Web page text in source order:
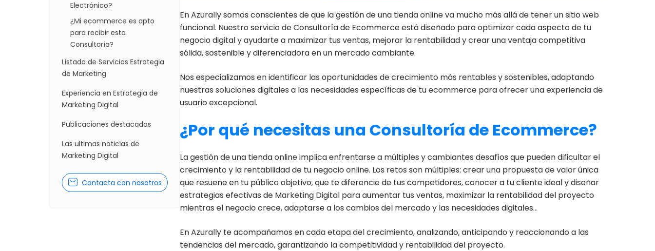
Electrónico?
¿Mi ecommerce es apto
para recibir esta
Consultoría?
Listado de Servicios Estrategia
de Marketing
Experiencia en Estrategia de
Marketing Digital
Publicaciones destacadas
Las ultimas noticias de
Marketing Digital
Contacta con nosotros
En Azurally somos conscientes de que la gestión de una tienda online va mucho más allá de tener un sitio web
funcional. Nuestro servicio de Consultoría de Ecommerce está diseñado para optimizar cada aspecto de tu
negocio digital y ayudarte a maximizar tus ventas, mejorar la rentabilidad y crear una ventaja competitiva
sólida, sostenible y diferenciadora en un mercado cambiante.
Nos especializamos en identificar las oportunidades de crecimiento más rentables y sostenibles, adaptando
nuestras soluciones digitales a las necesidades específicas de tu ecommerce para ofrecer una experiencia de
usuario excepcional.
¿Por qué necesitas una Consultoría de Ecommerce?
La gestión de una tienda online implica enfrentarse a múltiples y cambiantes desafíos que pueden dificultar el
crecimiento y la rentabilidad de tu negocio online. Los retos son múltiples: crear una propuesta de valor única
que resuene en tu público objetivo, que te diferencie de tus competidores, conocer a tu cliente ideal y diseñar
estrategias efectivas de Marketing Digital para aumentar tus ventas, maximizar la rentabilidad del proyecto
mientras el negocio crece, adaptarse a los cambios del mercado y las necesidades digitales…
En Azurally te acompañamos en cada etapa del crecimiento, analizando, anticipando y reaccionando a las
tendencias del mercado, garantizando la competitividad y rentabilidad del proyecto.